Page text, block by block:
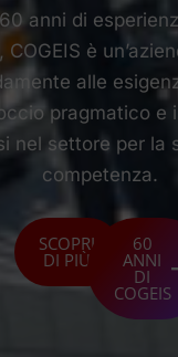
anni di
è
alle
pragmatico e
nel settore per la
competenza.
SCOPRI
DI PIÙ
60
ANNI
DI
COGEIS